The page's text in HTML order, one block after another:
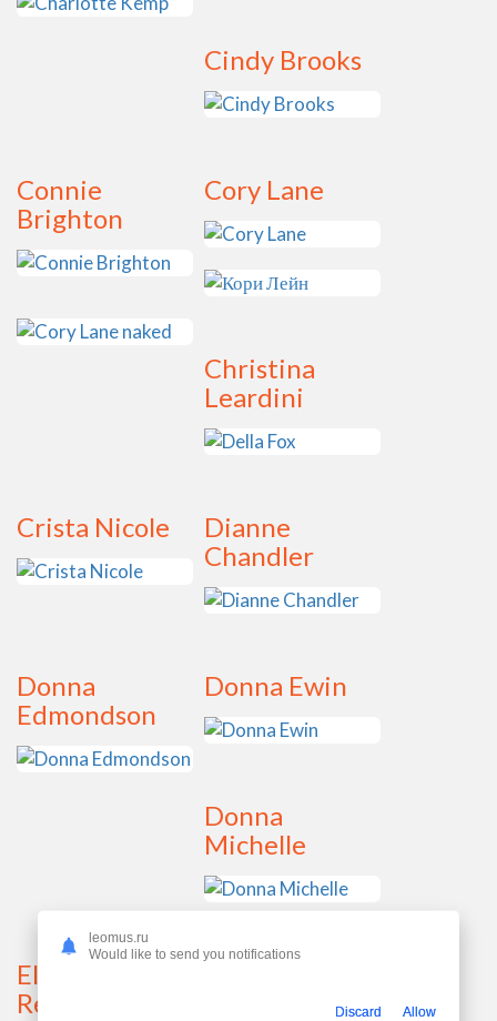
Cindy Brooks
Connie
Brighton
Cory Lane
Christina
Leardini
Crista Nicole
Dianne
Chandler
Donna
Edmondson
Donna Ewin
Donna
Michelle
Elaine
Reynolds
leomus.ru
Would like to send you notifications
Discard Allow